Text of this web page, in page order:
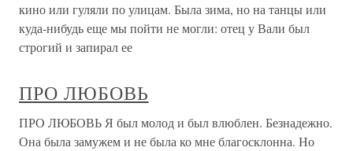
кино или гуляли по улицам. Была зима, но на танцы или
куда-нибудь еще мы пойти не могли: отец у Вали был
строгий и запирал ее
ПРО ЛЮБОВЬ
ПРО ЛЮБОВЬ Я был молод и был влюблен. Безнадежно.
Она была замужем и не была ко мне благосклонна. Но